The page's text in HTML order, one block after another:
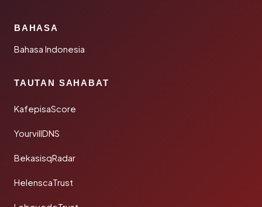
BAHASA
Bahasa Indonesia
TAUTAN SAHABAT
KafepisaScore
YourvillDNS
BekasisqRadar
HelenscaTrust